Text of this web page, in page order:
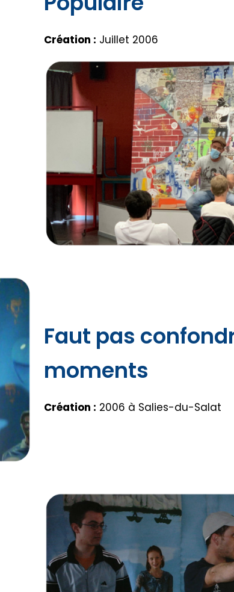
Création : Juillet 2006
Faut pas
moments
Création : 2006 à Salies-du-Salat